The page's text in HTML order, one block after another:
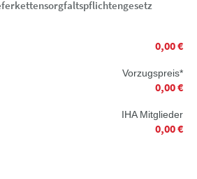
0,00 €
Vorzugspreis*
0,00 €
IHA Mitglieder
0,00 €